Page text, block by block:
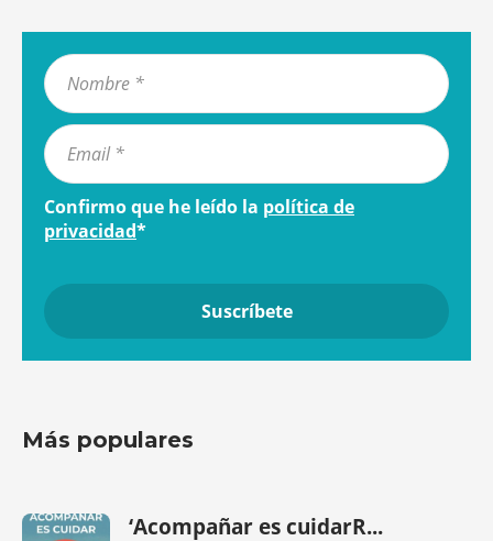
Confirmo que he leído la política de
privacidad*
Más populares
‘Acompañar es cuidarR...